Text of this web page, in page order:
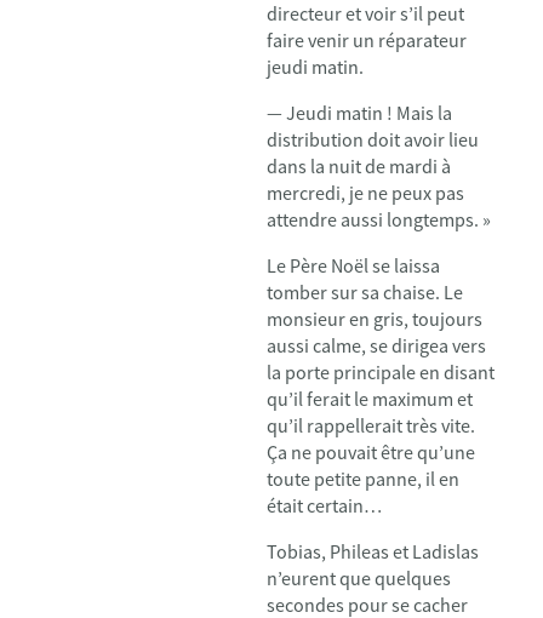
directeur et voir s’il peut
faire venir un réparateur
jeudi matin.
— Jeudi matin ! Mais la
distribution doit avoir lieu
dans la nuit de mardi à
mercredi, je ne peux pas
attendre aussi longtemps. »
Le Père Noël se laissa
tomber sur sa chaise. Le
monsieur en gris, toujours
aussi calme, se dirigea vers
la porte principale en disant
qu’il ferait le maximum et
qu’il rappellerait très vite.
Ça ne pouvait être qu’une
toute petite panne, il en
était certain…
Tobias, Phileas et Ladislas
n’eurent que quelques
secondes pour se cacher